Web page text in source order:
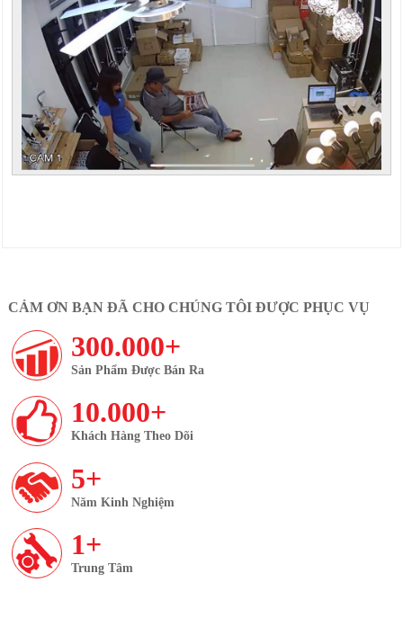
CẢM ƠN BẠN ĐÃ CHO CHÚNG TÔI ĐƯỢC PHỤC VỤ
300.000+
Sản Phẩm Được Bán Ra
10.000+
Khách Hàng Theo Dõi
5+
Năm Kinh Nghiệm
1+
Trung Tâm